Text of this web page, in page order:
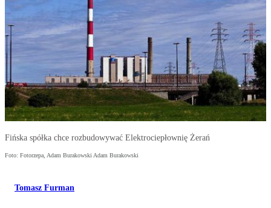
Fińska spółka chce rozbudowywać Elektrociepłownię Żerań
Foto: Fotorzepa, Adam Burakowski Adam Burakowski
Tomasz Furman